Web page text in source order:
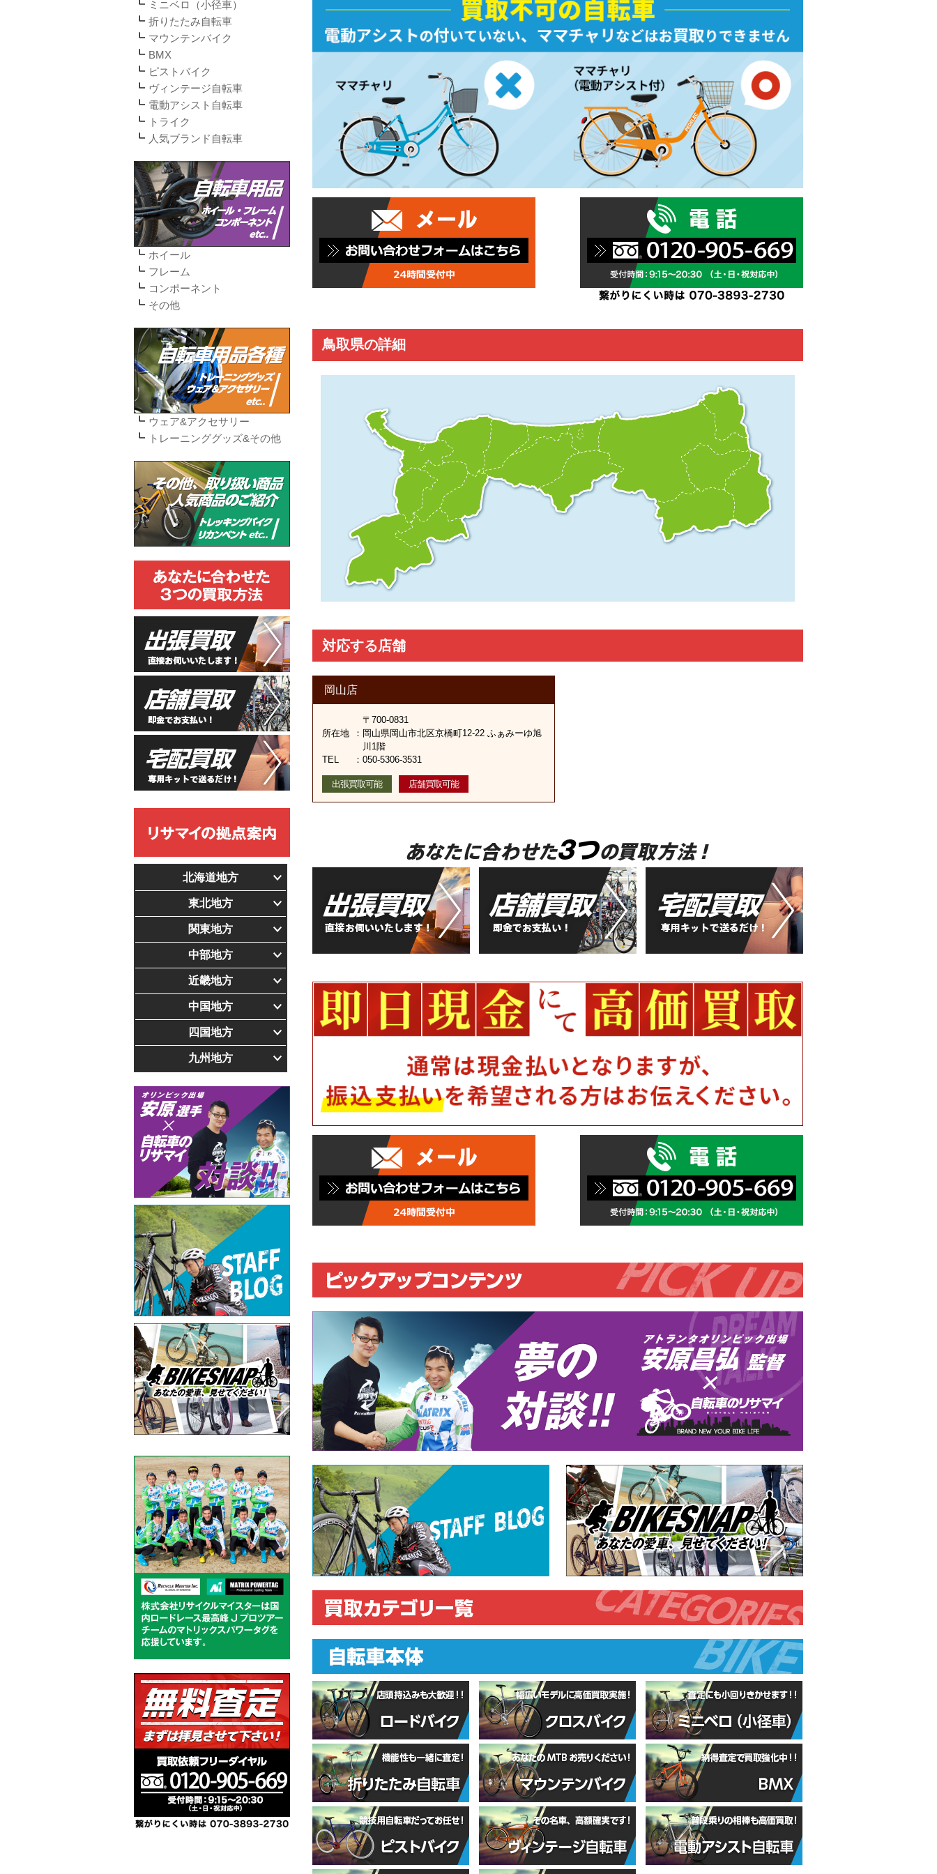
鳥取県の詳細
対応する店舗
岡山店
所在地 ：
〒700-0831
岡山県岡山市北区京橋町12-22 ふぁみーゆ旭
川1階
TEL
： 050-5306-3531
出張買取可能 店舗買取可能
ミニベロ（小径車）
折りたたみ自転車
マウンテンバイク
BMX
ピストバイク
ヴィンテージ自転車
電動アシスト自転車
トライク
人気ブランド自転車
ホイール
フレーム
コンポーネント
その他
ウェア&アクセサリー
トレーニンググッズ&その他
北海道地方
東北地方
関東地方
中部地方
近畿地方
中国地方
四国地方
九州地方